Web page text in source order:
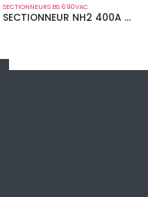
SECTIONNEURS BS 690VAC
SECTIONNEUR NH2 400A 690V